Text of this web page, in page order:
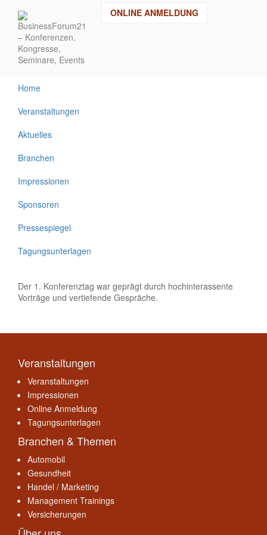
Inhalt
ONLINE ANMELDUNG
Home
Veranstaltungen
Aktuelles
Branchen
Impressionen
Sponsoren
Pressespiegel
Tagungsunterlagen
Der 1. Konferenztag war geprägt durch hochinterassente
Vorträge und vertiefende Gespräche.
Veranstaltungen
Veranstaltungen
Impressionen
Online Anmeldung
Tagungsunterlagen
Branchen & Themen
Automobil
Gesundheit
Handel / Marketing
Management Trainings
Versicherungen